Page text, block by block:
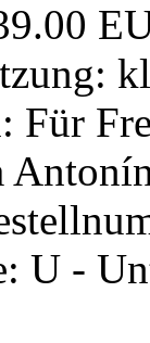
Für
U -